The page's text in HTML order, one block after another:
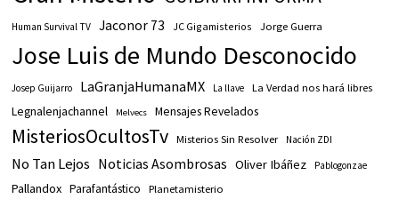
Human Survival TV Jaconor 73 JC Gigamisterios Jorge Guerra
Jose Luis de Mundo Desconocido
Josep Guijarro LaGranjaHumanaMX La llave La Verdad nos hará libres
Legnalenjachannel Melvecs Mensajes Revelados
MisteriosOcultosTv Misterios Sin Resolver Nación ZDI
No Tan Lejos Noticias Asombrosas Oliver Ibáñez Pablogonzae
Pallandox Parafantástico Planetamisterio